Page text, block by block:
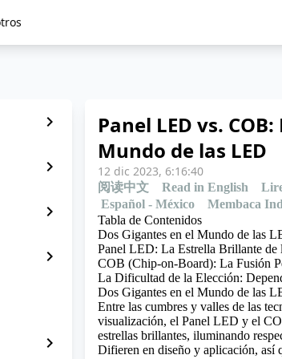
chevron_right
chevron_right
chevron_right
chevron_right
chevron_right
Panel LED vs.
Mundo de las LED
12 dic 2023, 6:16:40
阅读中文 Read in English
Español - México
Membaca
Tabla de Contenidos
Dos Gigantes en el Mundo de las
Panel LED: La Estrella Brillante de
COB (Chip-on-Board): La Fusión
La Dificultad de la Elección:
Dos Gigantes en el Mundo de las
Entre las cumbres y valles de las
visualización, el Panel LED y el
estrellas brillantes, iluminando
Difieren en diseño y aplicación, así